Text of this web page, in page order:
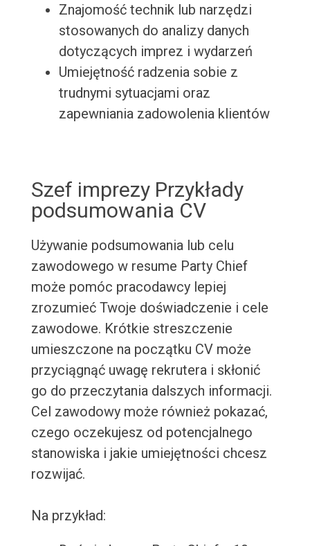
Znajomość technik lub narzędzi
stosowanych do analizy danych
dotyczących imprez i wydarzeń
Umiejętność radzenia sobie z
trudnymi sytuacjami oraz
zapewniania zadowolenia klientów
Szef imprezy Przykłady
podsumowania CV
Używanie podsumowania lub celu
zawodowego w resume Party Chief
może pomóc pracodawcy lepiej
zrozumieć Twoje doświadczenie i cele
zawodowe. Krótkie streszczenie
umieszczone na początku CV może
przyciągnąć uwagę rekrutera i skłonić
go do przeczytania dalszych informacji.
Cel zawodowy może również pokazać,
czego oczekujesz od potencjalnego
stanowiska i jakie umiejętności chcesz
rozwijać.
Na przykład: